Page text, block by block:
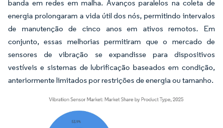
banda em redes em malha. Avanços paralelos na coleta de
energia prolongaram a vida útil dos nós, permitindo intervalos
de manutenção de cinco anos em ativos remotos. Em
conjunto, essas melhorias permitiram que o mercado de
sensores de vibração se expandisse para dispositivos
vestíveis e sistemas de lubrificação baseados em condição,
anteriormente limitados por restrições de energia ou tamanho.